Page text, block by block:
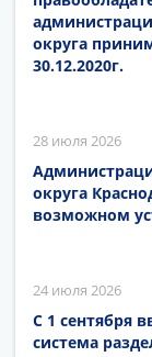
округа
30.12.2020г.
28 июля 2026
округа
возможном
24 июля 2026
С 1 сентября
система